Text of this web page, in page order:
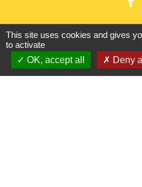
Liens
France Titres - ANTS
This site uses cookies and gives
to activate
OK, accept all
Deny